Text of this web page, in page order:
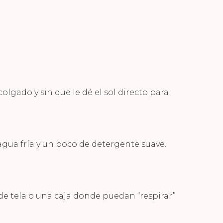
y sin que le dé el sol directo para
fría y un poco de detergente suave.
tela o una caja donde puedan “respirar”